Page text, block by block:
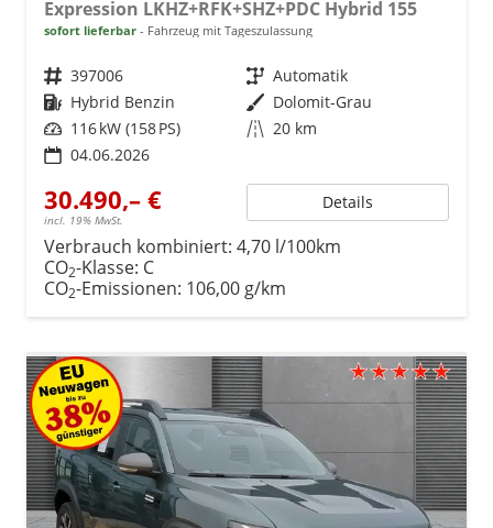
Expression LKHZ+RFK+SHZ+PDC Hybrid 155
sofort lieferbar Fahrzeug mit Tageszulassung
Fahrzeugnr. 397006 Getriebe Automatik
Kraftstoff Hybrid Benzin Außenfarbe Dolomit-Grau
Leistung 116 kW (158 PS) Kilometerstand 20 km
04.06.2026
30.490,– €
incl. 19% MwSt.
Details
Verbrauch kombiniert: 4,70 l/100km
CO2-Klasse: C
CO2-Emissionen: 106,00 g/km